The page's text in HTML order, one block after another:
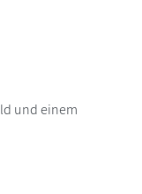
und einem